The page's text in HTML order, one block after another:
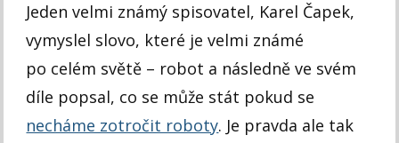
Jeden velmi známý spisovatel, Karel Čapek,
vymyslel slovo, které je velmi známé
po celém světě – robot a následně ve svém
díle popsal, co se může stát pokud se
necháme zotročit roboty. Je pravda ale tak